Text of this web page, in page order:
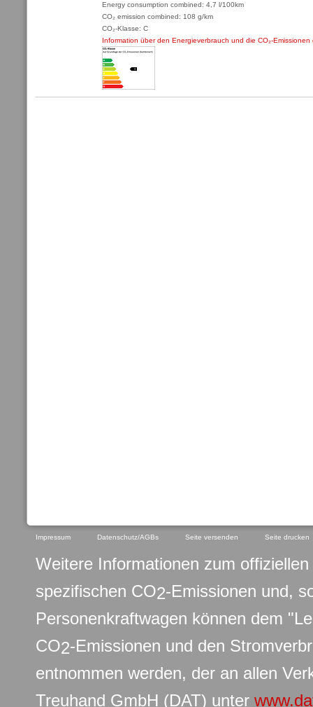
Energy consumption combined: 4,7 l/100km
CO₂ emission combined: 108 g/km
CO₂-Klasse: C
Information über den Energieverbrauch und die CO₂-
Impressum Datenschutz/AGBs Seite versenden Seite drucken
Weitere Informationen zum
spezifischen CO2-Emissionen und,
Personenkraftwagen können dem
CO2-Emissionen und den
entnommen werden, der an allen
Treuhand GmbH (DAT) unter